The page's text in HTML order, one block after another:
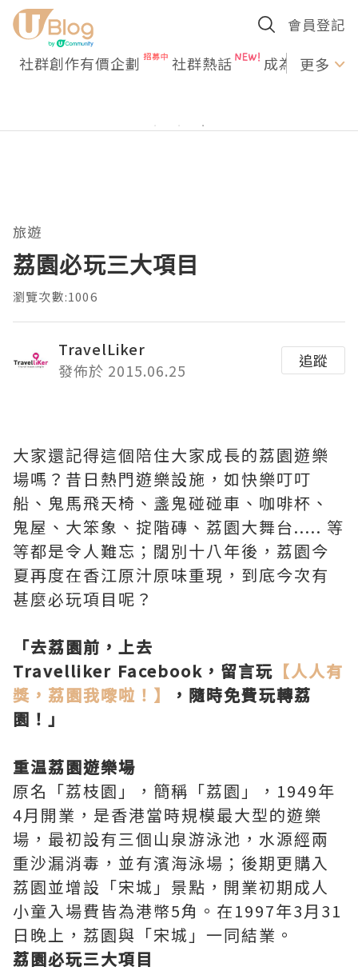
會員登記
社群創作有價企劃 社群熱話 成為U更多
旅遊
荔園必玩三大項目
瀏覽次數:1006
TravelLiker
發佈於 2015.06.25
追蹤
大家還記得這個陪住大家成長的荔園遊樂
場嗎？昔日熱門遊樂設施，如快樂叮叮
船、鬼馬飛天椅、盞鬼碰碰車、咖啡杯、
鬼屋、大笨象、掟階磚、荔園大舞台..... 等
等都是令人難忘；闊別十八年後，荔園今
夏再度在香江原汁原味重現，到底今次有
甚麼必玩項目呢？
「去荔園前，上去
Travelliker Facebook，留言玩 【人人有
獎，荔園我嚟啦！】
，隨時免費玩轉荔
園！」
重温荔園遊樂場
原名「荔枝園」，簡稱「荔園」，1949年
4月開業，是香港當時規模最大型的遊樂
場，最初設有三個山泉游泳池，水源經兩
重沙漏消毒，並有濱海泳場；後期更購入
荔園並增設「宋城」景點，開業初期成人
小童入場費皆為港幣5角。在1997年3月31
日晚上，荔園與「宋城」一同結業。
荔園必玩三大項目